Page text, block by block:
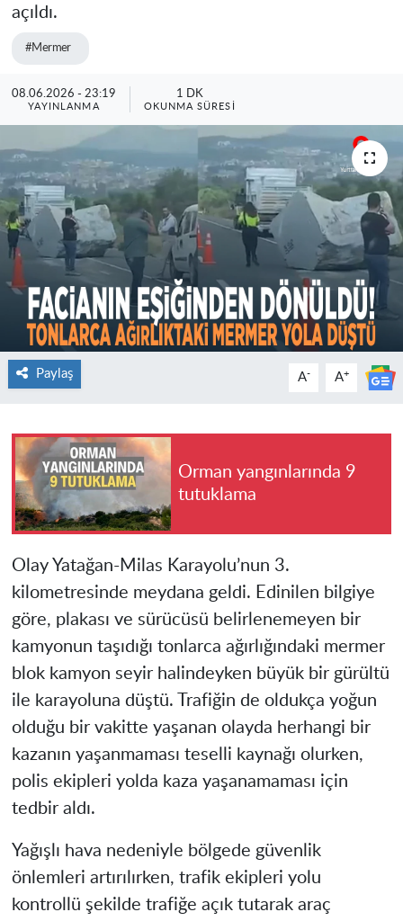
açıldı.
#Mermer
08.06.2026 - 23:19
YAYINLANMA
1 DK
OKUNMA SÜRESI
Paylaş A- A+
Orman yangınlarında 9
tutuklama
Olay Yatağan-Milas Karayolu’nun 3.
kilometresinde meydana geldi. Edinilen bilgiye
göre, plakası ve sürücüsü belirlenemeyen bir
kamyonun taşıdığı tonlarca ağırlığındaki mermer
blok kamyon seyir halindeyken büyük bir gürültü
ile karayoluna düştü. Trafiğin de oldukça yoğun
olduğu bir vakitte yaşanan olayda herhangi bir
kazanın yaşanmaması teselli kaynağı olurken,
polis ekipleri yolda kaza yaşanamaması için
tedbir aldı.
Yağışlı hava nedeniyle bölgede güvenlik
önlemleri artırılırken, trafik ekipleri yolu
kontrollü şekilde trafiğe açık tutarak araç